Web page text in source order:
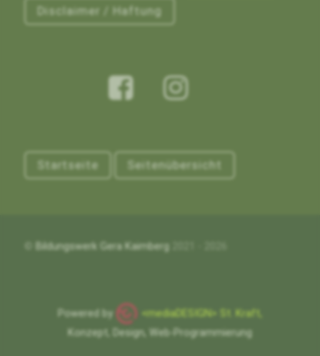
Disclaimer / Haftung
Startseite Seitenübersicht
Bildungswerk Gera Kaimberg
Powered by
<mediaDESIGN> St. Kraft,
Konzept, Design, Web-Programmierung